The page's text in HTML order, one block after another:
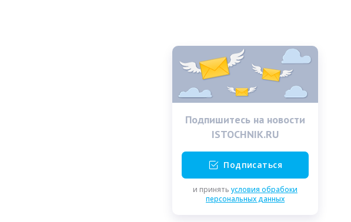
Подпишитесь на новости
ISTOCHNIK.RU
Подписаться
и принять условия обрабоки
персональных данных